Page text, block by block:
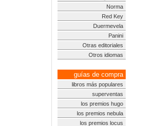
Norma
Red Key
Duermevela
Panini
Otras editoriales
Otros idiomas
guías de compra
libros más populares
superventas
los premios hugo
los premios nebula
los premios locus